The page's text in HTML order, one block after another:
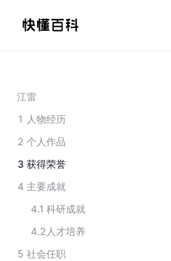
江雷
1 人物经历
2 个人作品
3 获得荣誉
4 主要成就
4.1 科研成就
4.2 人才培养
5 社会任职